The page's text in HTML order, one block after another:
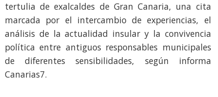
tertulia de exalcaldes de Gran Canaria, una cita
marcada por el intercambio de experiencias, el
análisis de la actualidad insular y la convivencia
política entre antiguos responsables municipales
de diferentes sensibilidades, según informa
Canarias7.